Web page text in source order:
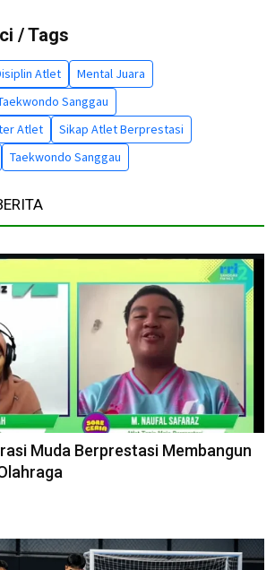
/ Tags
Atlet
Mental Juara
Sanggau
Atlet
Sikap Atlet Berprestasi
Taekwondo Sanggau
Muda Berprestasi Membangun